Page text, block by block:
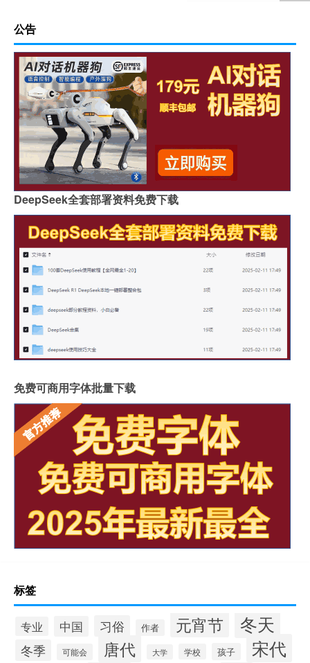
公告
DeepSeek全套部署资料免费下载
免费可商用字体批量下载
标签
专业 中国 习俗 作者 元宵节 冬天
冬季 可能会 唐代 大学 学校 孩子 宋代